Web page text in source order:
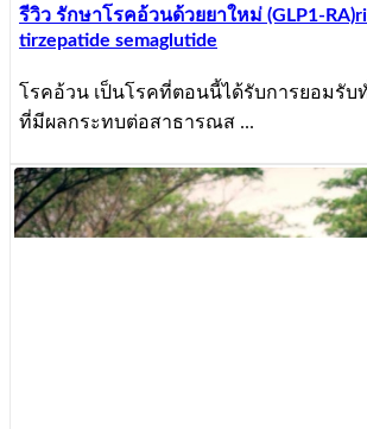
รีวิว รักษาโรคอ้วนด้วยยาใหม่ (GLP1-
tirzepatide semaglutide
โรคอ้วน เป็นโรคที่ตอนนี้ได้รับการยอมรับ
ที่มีผลกระทบต่อสาธารณส ...